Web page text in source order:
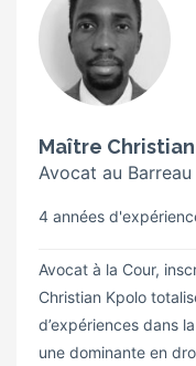
Maître Christian
Avocat au
4 années
Avocat à la Cour,
Christian Kpolo
d’expériences dans
une dominante en